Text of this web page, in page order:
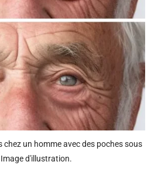
un homme avec des poches sous
Image d'illustration.